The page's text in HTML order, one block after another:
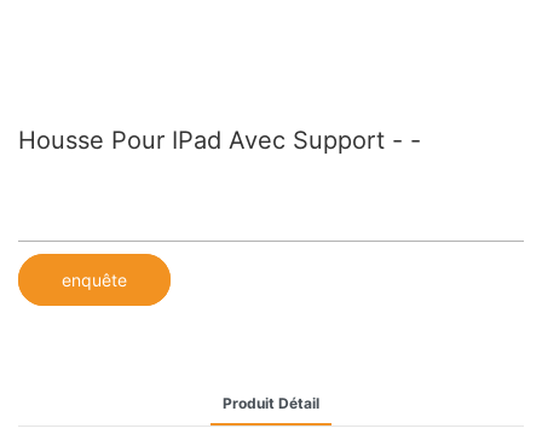
Housse Pour IPad Avec Support - -
enquête
Produit Détail